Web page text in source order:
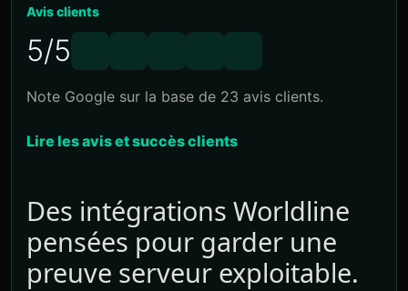
Avis clients
5/5
Note Google sur la base de 23 avis clients.
Lire les avis et succès clients
Des intégrations Worldline
pensées pour garder une
preuve serveur exploitable.